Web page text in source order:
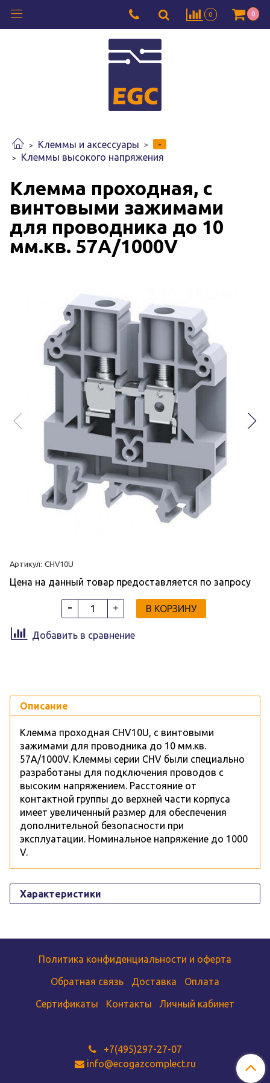
0 0
Клеммы и аксессуары
-
Клеммы высокого напряжения
Клемма проходная, c
винтовыми зажимами
для проводника до 10
мм.кв. 57A/1000V
Артикул: CHV10U
Цена на данный товар предоставляется по запросу
В КОРЗИНУ
Добавить в сравнение
Описание
Клемма проходная CHV10U, c винтовыми
зажимами для проводника до 10 мм.кв.
57A/1000V. Клеммы серии CHV были специально
разработаны для подключения проводов с
высоким напряжением. Расстояние от
контактной группы до верхней части корпуса
имеет увеличенный размер для обеспечения
дополнительной безопасности при
эксплуатации. Номинальное напряжение до 1000
V.
Характеристики
Политика конфиденциальности и оферта
Обратная связь Доставка Оплата
Сертификаты Контакты Личный кабинет
+7(495)297-27-07
info@ecogazcomplect.ru